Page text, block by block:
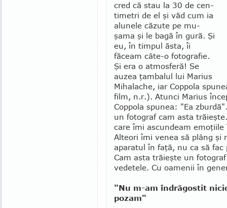
cred că stau la 30 de cen­
ti­metri de el şi văd cum ia
alunele căzute pe mu­
şama şi le bagă în gură. Şi
eu, în timpul ăs­ta, îi
făceam câte-o fotografie.
Şi era o at­mosferă! Se
auzea ţambalul lui Marius
Mihalache, iar Coppola
film, n.r.). Atunci Ma­rius
Coppola spu­nea: "Ea
un fotograf cam as­ta
care îmi as­cun­deam
Alteori îmi venea să plâng şi
aparatul în faţă, nu ca să
Cam asta trăieşte un
vedetele. Cu oamenii în
"Nu m-am îndrăgostit
pozam"